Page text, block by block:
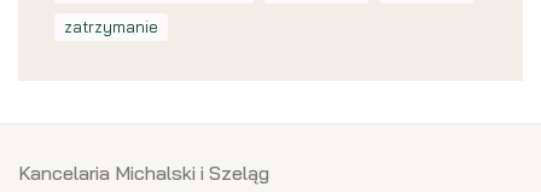
zatrzymanie
Kancelaria Michalski i Szeląg